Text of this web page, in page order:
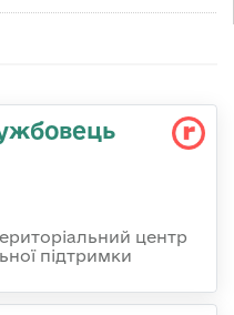
центр
підтримки